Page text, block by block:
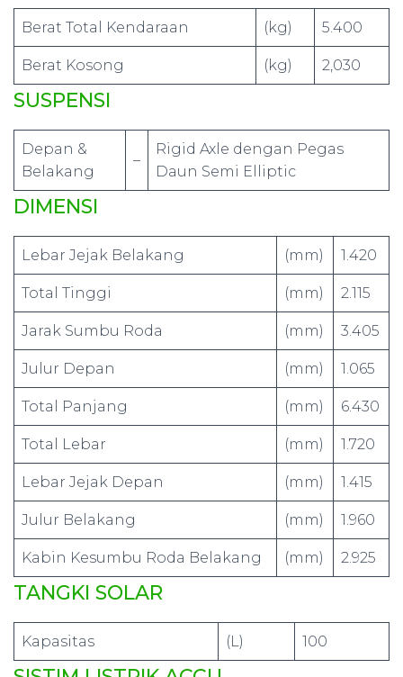
Berat Total Kendaraan (kg) 5.400
Berat Kosong (kg) 2,030
SUSPENSI
Depan &
Belakang
–
Rigid Axle dengan Pegas
Daun Semi Elliptic
DIMENSI
Lebar Jejak Belakang (mm) 1.420
Total Tinggi (mm) 2.115
Jarak Sumbu Roda (mm) 3.405
Julur Depan (mm) 1.065
Total Panjang (mm) 6.430
Total Lebar (mm) 1.720
Lebar Jejak Depan (mm) 1.415
Julur Belakang (mm) 1.960
Kabin Kesumbu Roda Belakang (mm) 2.925
TANGKI SOLAR
Kapasitas (L) 100